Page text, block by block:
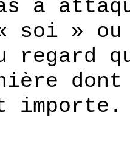
à
soi » ou
regard